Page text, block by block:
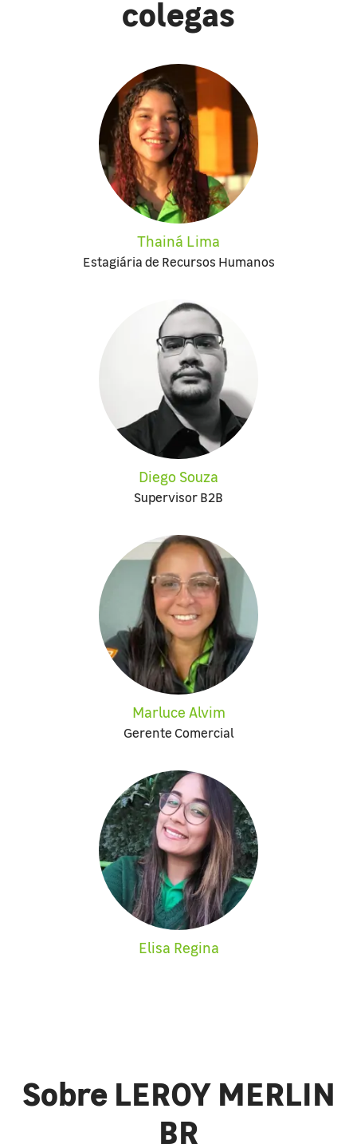
colegas
Thainá Lima
Estagiária de Recursos Humanos
Diego Souza
Supervisor B2B
Marluce Alvim
Gerente Comercial
Elisa Regina
Sobre LEROY MERLIN
BR